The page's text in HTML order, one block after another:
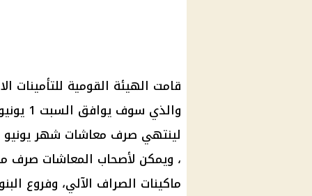
قامت الهيئة القومية للتأمينات
لينتهي صرف معاشات شهر يونيو 2024
، ويمكن لأصحاب المعاشات صرف
ماكينات الصراف الآلي، وفروع